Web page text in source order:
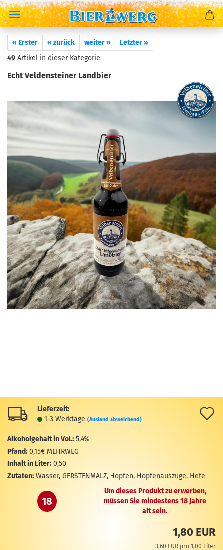
« Erster « zurück weiter »
Letzter »
49 Artikel in dieser Kategorie
Echt Veldensteiner Landbier
Lieferzeit:
1-3 Werktage (Ausland abweichend)
Alkoholgehalt in Vol.: 5,4%
Pfand: 0,15€ MEHRWEG
Inhalt in Liter: 0,50
Zutaten: Wasser, GERSTENMALZ, Hopfen, Hopfenauszüge, Hefe
18
Um dieses Produkt zu erwerben,
müssen Sie mindestens 18 Jahre
alt sein.
1,80 EUR
3,60 EUR pro 1,00 Liter